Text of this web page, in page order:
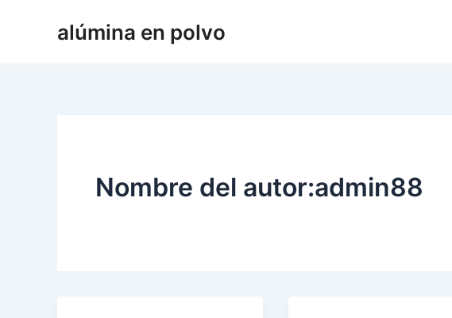
alúmina en polvo
Nombre del autor:admin88